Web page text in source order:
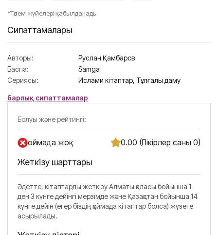
*Төлем жүйелері қабылданады
Сипаттамалары
Авторы:
Руслан Қамбаров
Баспа:
Samga
Сериясы:
Ислами кітаптар, Тұлғалық даму
барлық сипаттамалар
Болуы және рейтингі:
Қоймада жоқ 0.00 (Пікірлер саны 0)
Жеткізу шарттары
Әдетте, кітаптарды жеткізу Алматы қаласы бойынша 1-
ден 3 күнге дейінгі мерзімде және Қазақстан бойынша 14
күнге дейін (егер біздің қоймада кітаптар болса) жүзеге
асырылады.